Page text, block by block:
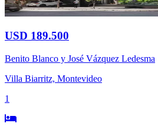
USD 189.500
Benito Blanco y José Vázquez Ledesma
Villa Biarritz, Montevideo
1